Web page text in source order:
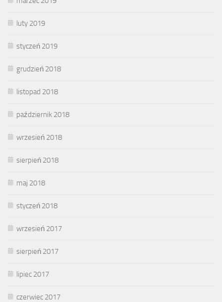
luty 2019
styczeń 2019
grudzień 2018
listopad 2018
październik 2018
wrzesień 2018
sierpień 2018
maj 2018
styczeń 2018
wrzesień 2017
sierpień 2017
lipiec 2017
czerwiec 2017